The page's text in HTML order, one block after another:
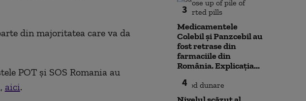
din majoritatea care va da
POT și SOS Romania au
aici.
3
Medicamentele
Colebil și Panzcebil au
fost retrase din
farmaciile din
România. Explicația...
4